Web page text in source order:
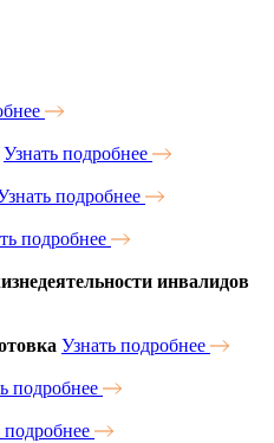
Узнать подробнее
подробнее
подробнее
инвалидов
Узнать подробнее
подробнее
подробнее